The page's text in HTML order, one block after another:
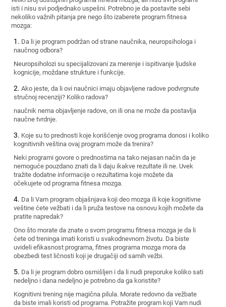
isti i nisu svi podjednako uspešni. Potrebno je da postavite sebi
nekoliko važnih pitanja pre nego što izaberete program fitnesa
mozga:
Da li je program podržan od strane naučnika, neuropsihologa i
naučnog odbora?
Neuropsiholozi su specijalizovani za merenje i ispitivanje ljudske
kognicije, moždane strukture i funkcije.
Ako jeste, da li ovi naučnici imaju objavljene radove podvrgnute
stručnoj recenziji? Koliko radova?
naučnik nema objavljenje radove, on ili ona ne može da postavlja
naučne tvrdnje.
Koje su to prednosti koje korišćenje ovog programa donosi i koliko
kognitivnih veština ovaj program može da trenira?
Neki programi govore o prednostima na tako nejasan način da je
nemoguće pouzdano znati da li daju ikakve rezultate ili ne. Uvek
tražite dodatne informacije o rezultatima koje možete da
očekujete od programa fitnesa mozga.
Da li Vam program objašnjava koji deo mozga ili koje kognitivne
veštine ćete vežbati i da li pruža testove na osnovu kojih možete da
pratite napredak?
Ono što morate da znate o svom programu fitnesa mozga je da li
ćete od treninga imati koristi u svakodnevnom životu. Da biste
uvideli efikasnost programa, fitnes programa mozga mora da
obezbedi test ličnosti koji je drugačiji od samih vežbi.
Da li je program dobro osmišljen i da li nudi preporuke koliko sati
nedeljno i dana nedeljno je potrebno da ga koristite?
Kognitivni trening nije magična pilula. Morate redovno da vežbate
da biste imali koristi od programa. Potražite program koji Vam nudi